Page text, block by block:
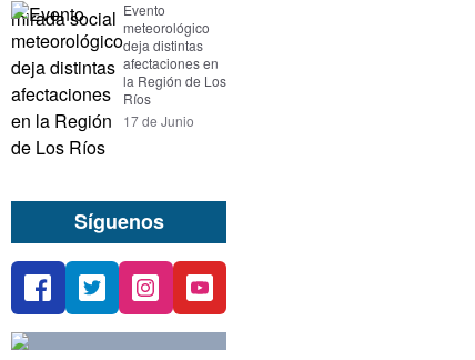
Evento
meteorológico
deja distintas
afectaciones en
la Región de Los
Ríos
17 de Junio
Síguenos